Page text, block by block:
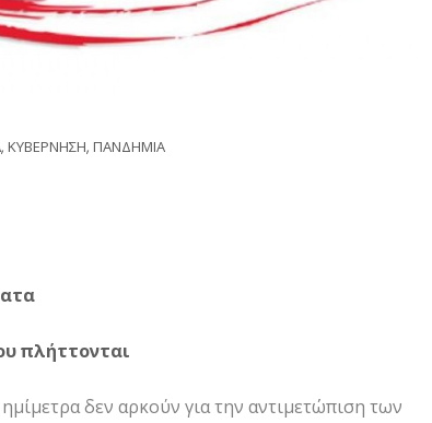
, ΚΥΒΕΡΝΗΣΗ, ΠΑΝΔΗΜΙΑ
πλήττονται
δεν αρκούν για την αντιμετώπιση των